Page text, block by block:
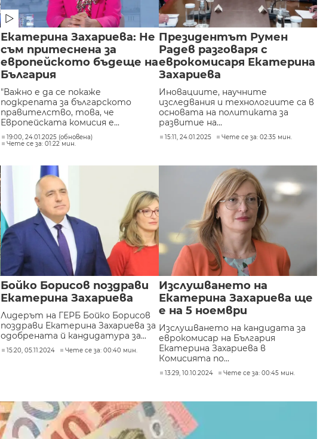
Екатерина Захариева: Не
съм притеснена за
европейското бъдеще на
България
"Важно е да се покаже
подкрепата за българското
правителство, това, че
Европейската комисия е...
19:00, 24.01.2025 (обновена)
Чете се за: 01:22 мин.
Президентът Румен
Радев разговаря с
еврокомисаря Екатерина
Захариева
Иновациите, научните
изследвания и технологиите са в
основата на политиката за
развитие на...
15:11, 24.01.2025 Чете се за: 02:35 мин.
Бойко Борисов поздрави
Екатерина Захариева
Лидерът на ГЕРБ Бойко Борисов
поздрави Екатерина Захариева за
одобрената й кандидатура за...
15:20, 05.11.2024 Чете се за: 00:40 мин.
Изслушването на
Екатерина Захариева ще
е на 5 ноември
Изслушването на кандидата за
еврокомисар на България
Екатерина Захариева в
Комисията по...
13:29, 10.10.2024 Чете се за: 00:45 мин.